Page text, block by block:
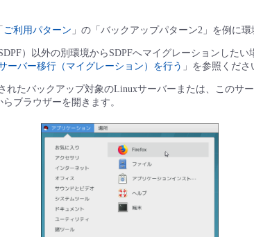
ご利用パターン 」の「バックアップパターン2」を例に環
）以外の別環境からSDPFへマイグレーションしたい
ーバー移行（マイグレーション）を行う 」を参照くださ
れたバックアップ対象のLinuxサーバーまたは、このサ
ブラウザーを開きます。